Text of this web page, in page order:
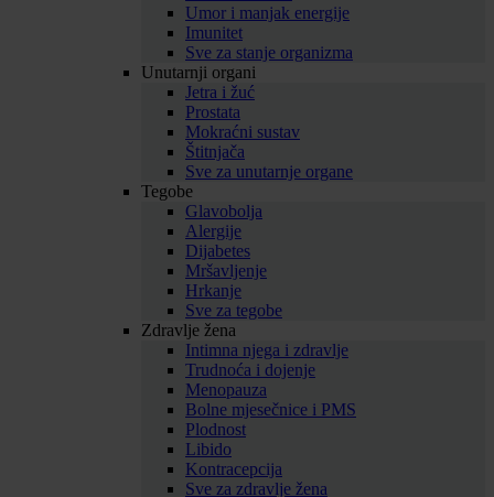
Umor i manjak energije
Imunitet
Sve za stanje organizma
Unutarnji organi
Jetra i žuć
Prostata
Mokraćni sustav
Štitnjača
Sve za unutarnje organe
Tegobe
Glavobolja
Alergije
Dijabetes
Mršavljenje
Hrkanje
Sve za tegobe
Zdravlje žena
Intimna njega i zdravlje
Trudnoća i dojenje
Menopauza
Bolne mjesečnice i PMS
Plodnost
Libido
Kontracepcija
Sve za zdravlje žena